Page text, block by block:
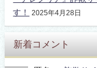
す！
2025年4月28日
新着コメント